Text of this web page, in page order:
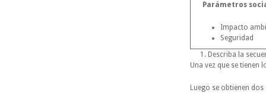
Parámetros
Impacto
Seguridad
Describa la
Una vez que se tienen
Luego se obtienen dos